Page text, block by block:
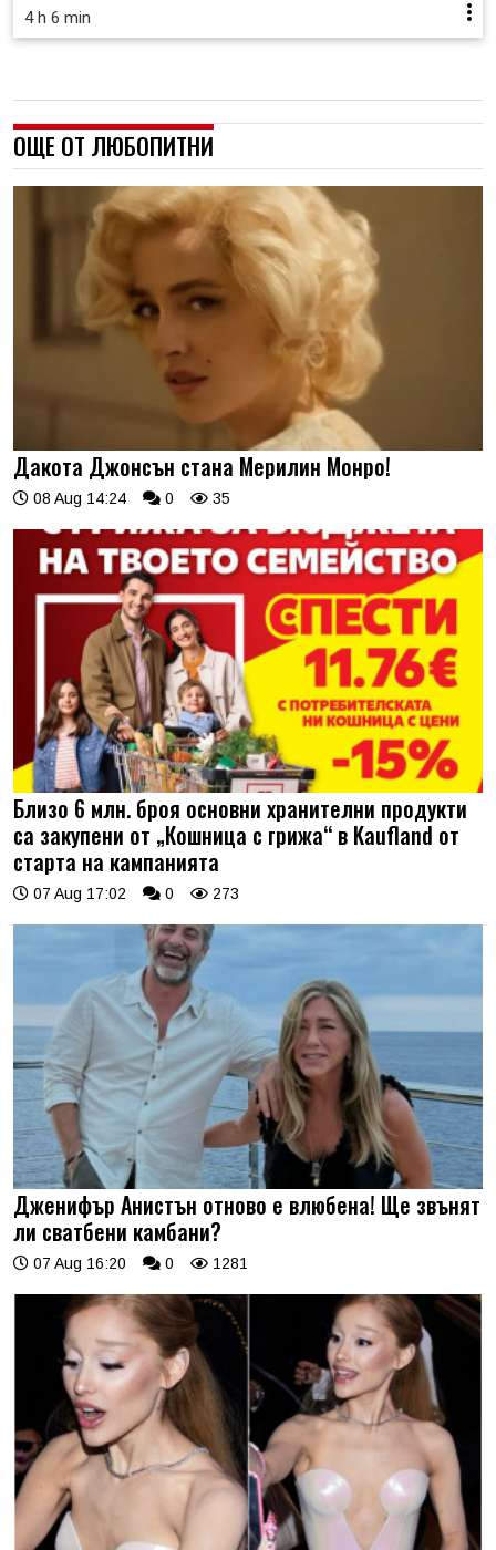
4 h 6 min
ОЩЕ ОТ ЛЮБОПИТНИ
Дакота Джонсън стана Мерилин Монро!
08 Aug 14:24 0 35
Близо 6 млн. броя основни хранителни продукти
са закупени от „Кошница с грижа“ в Kaufland от
старта на кампанията
07 Aug 17:02 0 273
Дженифър Анистън отново е влюбена! Ще звънят
ли сватбени камбани?
07 Aug 16:20 0 1281